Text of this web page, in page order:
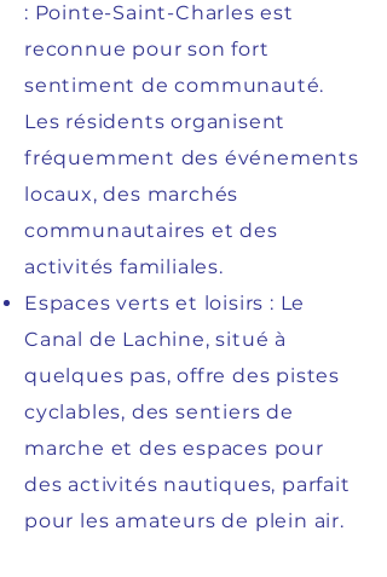
: Pointe-Saint-Charles est
reconnue pour son fort
sentiment de communauté.
Les résidents organisent
fréquemment des événements
locaux, des marchés
communautaires et des
activités familiales.
Espaces verts et loisirs : Le
Canal de Lachine, situé à
quelques pas, offre des pistes
cyclables, des sentiers de
marche et des espaces pour
des activités nautiques, parfait
pour les amateurs de plein air.